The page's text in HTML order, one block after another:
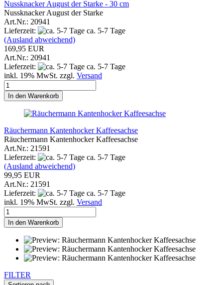
Nussknacker August der Starke - 30 cm
Nussknacker August der Starke
Art.Nr.: 20941
Lieferzeit:
ca. 5-7 Tage
(Ausland abweichend)
169,95 EUR
Art.Nr.: 20941
Lieferzeit:
ca. 5-7 Tage
inkl. 19% MwSt. zzgl. Versand
In den Warenkorb
Räuchermann Kantenhocker Kaffeesachse
Räuchermann Kantenhocker Kaffeesachse
Art.Nr.: 21591
Lieferzeit:
ca. 5-7 Tage
(Ausland abweichend)
99,95 EUR
Art.Nr.: 21591
Lieferzeit:
ca. 5-7 Tage
inkl. 19% MwSt. zzgl. Versand
In den Warenkorb
FILTER